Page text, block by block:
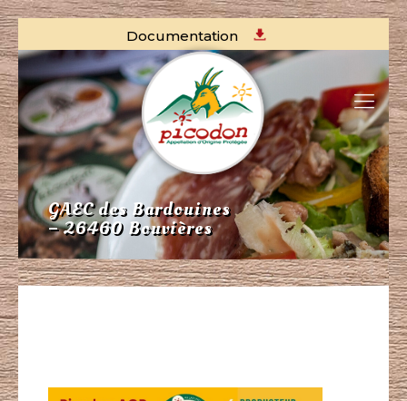
Documentation
GAEC des Bardouines
– 26460 Bouvières